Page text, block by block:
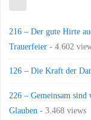
216 – Der gute Hirte
Trauerfeier - 4.602
126 – Die Kraft der
226 – Gemeinsam
Glauben - 3.468 views